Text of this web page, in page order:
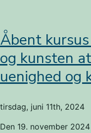
Åbent
og kunsten
uenighed og
tirsdag, juni 11th, 2024
Den 19. november